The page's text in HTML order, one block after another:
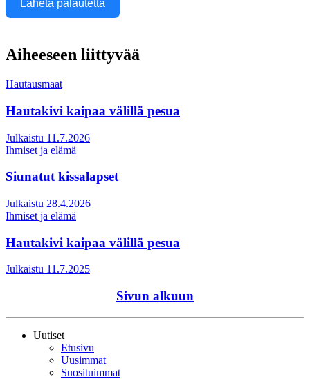
Lähetä palautetta
Aiheeseen liittyvää
Hautausmaat
Hautakivi kaipaa välillä pesua
Julkaistu 11.7.2026
Ihmiset ja elämä
Siunatut kissalapset
Julkaistu 28.4.2026
Ihmiset ja elämä
Hautakivi kaipaa välillä pesua
Julkaistu 11.7.2025
Sivun alkuun
Uutiset
Etusivu
Uusimmat
Suosituimmat